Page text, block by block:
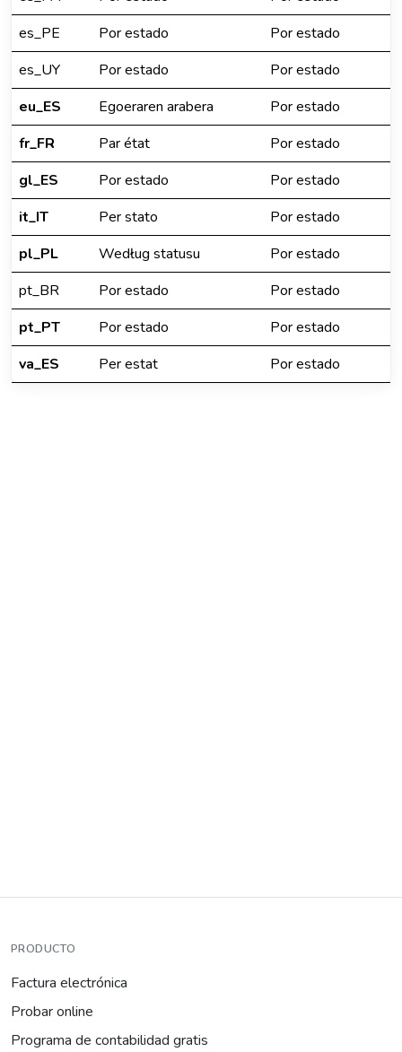
es_PE
Por estado
Por estado
es_UY
Por estado
Por estado
eu_ES
Egoeraren arabera
Por estado
fr_FR
Par état
Por estado
gl_ES
Por estado
Por estado
it_IT
Per stato
Por estado
pl_PL
Według statusu
Por estado
pt_BR
Por estado
Por estado
pt_PT
Por estado
Por estado
va_ES
Per estat Por estado
PRODUCTO
Factura electrónica
Probar online
Programa de contabilidad gratis